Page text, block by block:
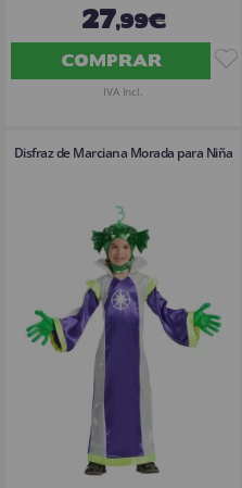
27,99€
COMPRAR
IVA Incl.
Disfraz de Marciana Morada para Niña